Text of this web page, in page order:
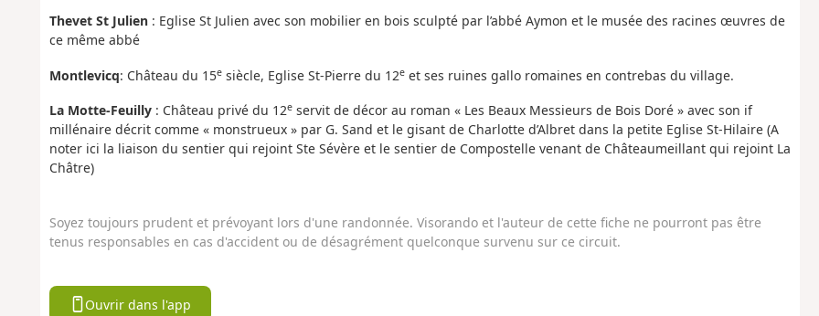
Thevet St Julien: Eglise St Julien avec son mobilier en bois sculpté par l’abbé Aymon et le musée des racines œuvres de
ce même abbé
Montlevicq: Château du 15esiècle, Eglise St-Pierre du 12eet ses ruines gallo romaines en contrebas du village.
La Motte-Feuilly: Château privé du 12eservit de décor au roman « Les Beaux Messieurs de Bois Doré » avec son if
millénaire décrit comme « monstrueux » par G. Sand et le gisant de Charlotte d’Albret dans la petite Eglise St-Hilaire (A
noter ici la liaison du sentier qui rejoint Ste Sévère et le sentier de Compostelle venant de Châteaumeillant qui rejoint La
Châtre)
Soyez toujours prudent et prévoyant lors d'une randonnée. Visorando et l'auteur de cette fiche ne pourront pas être
tenus responsables en cas d'accident ou de désagrément quelconque survenu sur ce circuit.
Ouvrir dans l'app